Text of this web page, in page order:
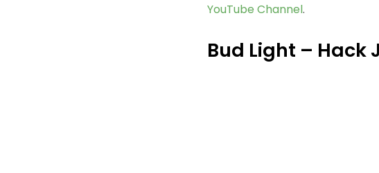
YouTube Channel.
Bud Light – Hack